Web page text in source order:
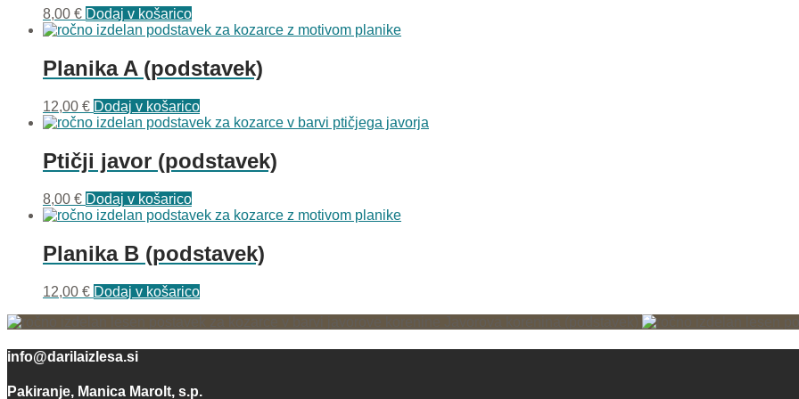
8,00 € Dodaj v košarico
Planika A (podstavek)
12,00 € Dodaj v košarico
Ptičji javor (podstavek)
8,00 € Dodaj v košarico
Planika B (podstavek)
12,00 € Dodaj v košarico
info@darilaizlesa.si
Pakiranje, Manica Marolt, s.p.